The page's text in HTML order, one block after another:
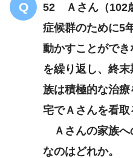
52 Ａさん（102
症候群のために5
動かすことがで
を繰り返し、終
族は積極的な治
宅でＡさんを看取
Ａさんの家族へ
なのはどれか。